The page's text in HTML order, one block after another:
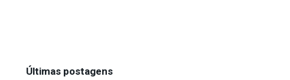
Últimas postagens